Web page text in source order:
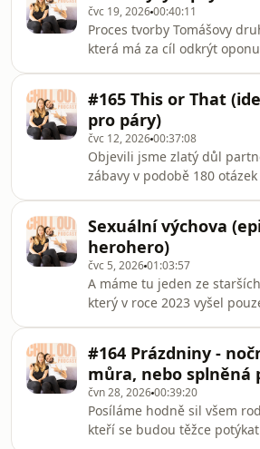
pomůcku pro vás máme,
pasti nezáživnýc
vision quest? To všechno a
víc se dozvíte v novém solo
podcastu. Příjemný poslech!
čvc 19, 202600:40:11
Proces tvorby Tomášovy
která má za cíl odkrýt oponu
spisovatelské choutky Toma
dopadaly... A jelikož jedním z témat
nové knihy je také bourat
psychoterapii, rovnou jsme
některé z nich zaměřili. Stojí
psychoterapie na
to hlavní děje mimo slova?
"nepřirozený" pohyb
#165 This or That
pro páry)
čvc 12, 202600:37:08
Objevili jsme zlatý důl
zábavy v podobě 180
co všechno se o sobě ještě
dozvědět... První polibek, nebo první
"miluji tě"? Co je víc?
nebo večer? Maratón
filmů? A kde Katka toužila,
požádal o ruku? V pokračování
epizody na našem herohero
vygradovala deb
Sexuální výchova
herohero)
čvc 5, 202601:03:57
A máme tu jeden ze
který v roce 2023 vyšel
ankety z Instagramu s
a zkušenostmi. Dozvíte se... ...jak s
námi rodiče (ne)mluvili o
jsme hledali odpovědi na
otázky... ...od kdy by měly
#164 Prázdniny -
můra, nebo splněná
čvn 28, 202600:39:20
Posíláme hodně sil všem
kteří se budou těžce